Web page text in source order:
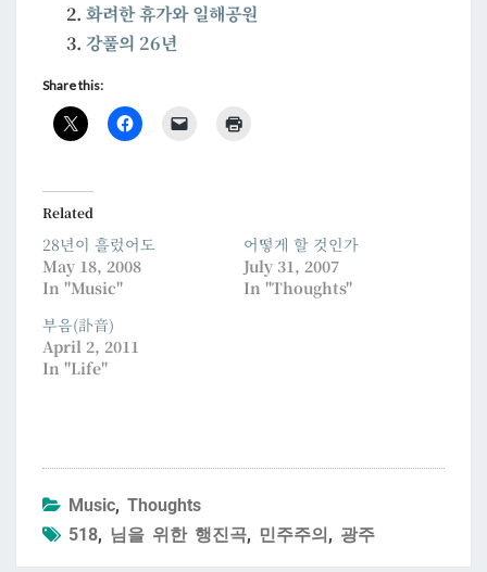
화려한 휴가와 일해공원
강풀의 26년
Share this:
Related
28년이 흘렀어도
May 18, 2008
In "Music"
어떻게 할 것인가
July 31, 2007
In "Thoughts"
부음(訃音)
April 2, 2011
In "Life"
Music, Thoughts
518, 님을 위한 행진곡, 민주주의, 광주